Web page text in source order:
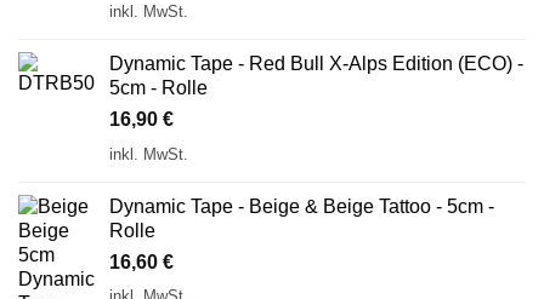
inkl. MwSt.
Dynamic Tape - Red Bull X-Alps Edition (ECO) -
5cm - Rolle
16,90 €
inkl. MwSt.
Dynamic Tape - Beige & Beige Tattoo - 5cm -
Rolle
16,60 €